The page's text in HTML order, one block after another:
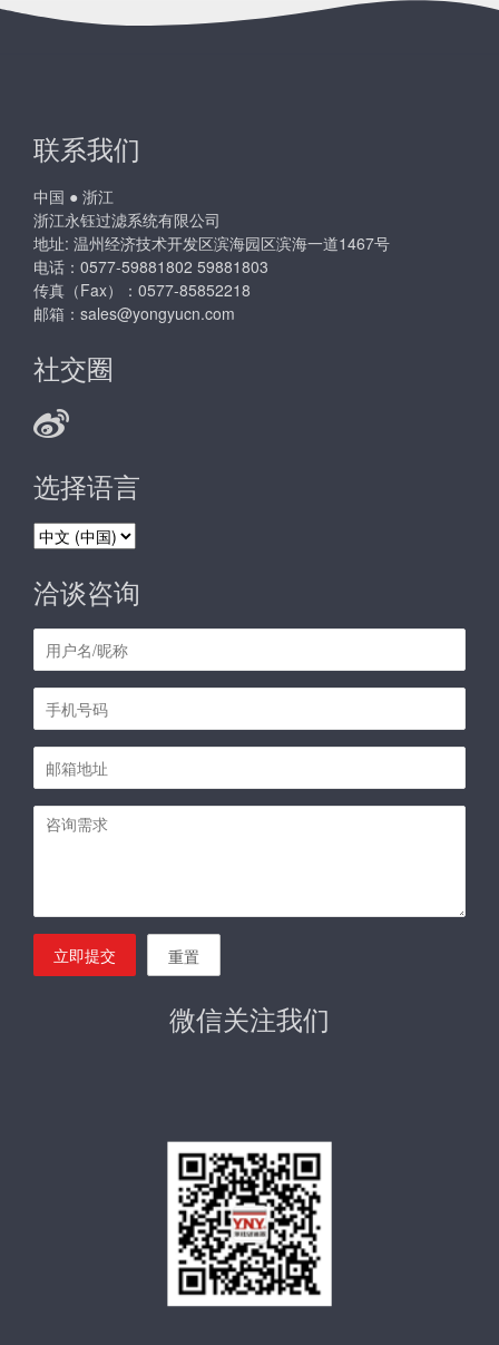
联系我们
中国 ● 浙江
浙江永钰过滤系统有限公司
地址: 温州经济技术开发区滨海园区滨海一道1467号
电话：0577-59881802 59881803
传真（Fax）：0577-85852218
邮箱： sales@yongyucn.com
社交圈
选择语言
选
语
言
洽谈咨询
立即提交 重置
微信关注我们